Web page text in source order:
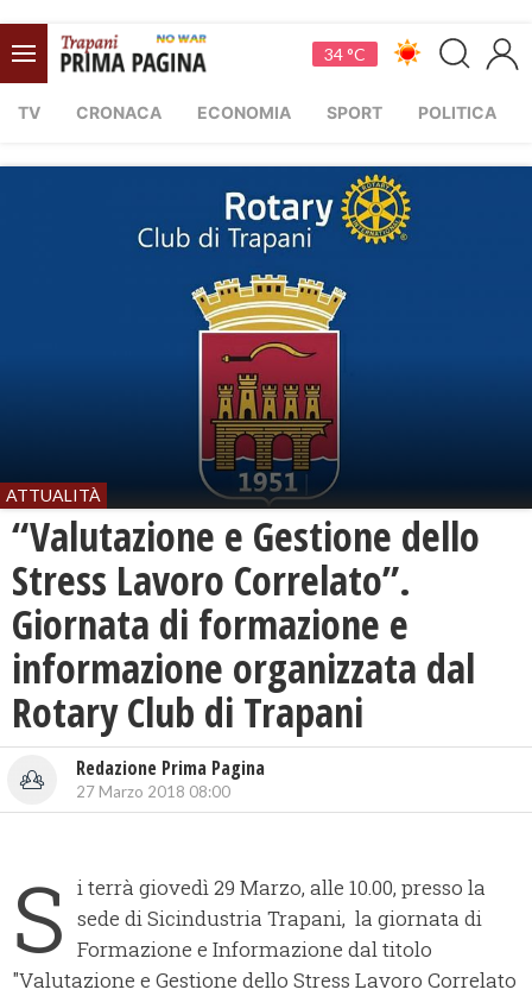
34 °C
TV CRONACA ECONOMIA SPORT POLITICA
ATTUALITÀ
“Valutazione e Gestione dello
Stress Lavoro Correlato”.
Giornata di formazione e
informazione organizzata dal
Rotary Club di Trapani
Redazione Prima Pagina
27 Marzo 2018 08:00
S i terrà giovedì 29 Marzo, alle 10.00, presso la
sede di Sicindustria Trapani, la giornata di
Formazione e Informazione dal titolo
"Valutazione e Gestione dello Stress Lavoro Correlato